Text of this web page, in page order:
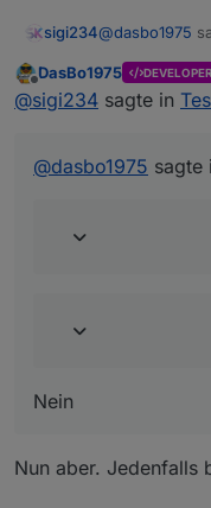
sigi234@dasbo1975
@sigi234
Aber Mails
Offline
DasBo1975 DEVELOPER
@sigi234 sagte in
@dasbo1975 sagte
Nein
Nun aber. Jedenfalls